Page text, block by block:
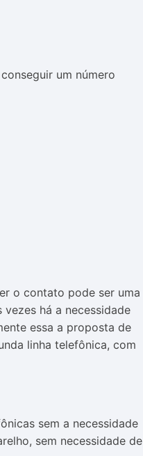
um número
o contato pode ser uma
há a necessidade
essa a proposta de
linha telefônica, com
sem a necessidade
sem necessidade de